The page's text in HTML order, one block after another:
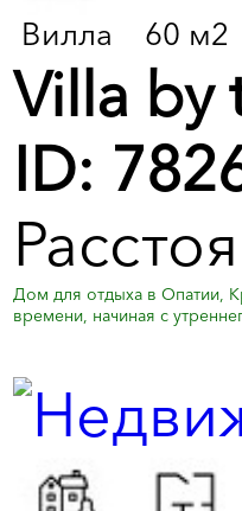
Вилла 60 м2
Villa by
ID:
Дом для отдыха в Опатии,
времени, начиная с